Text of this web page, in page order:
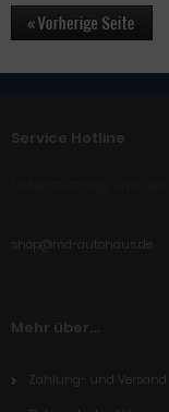
Service Hotline
shop@md-autohaus.de
Mehr über...
Zahlung- und Versand